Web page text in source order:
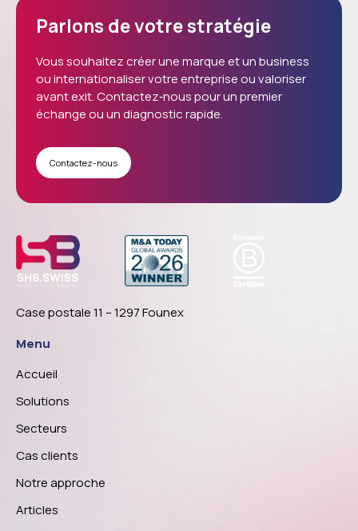
Parlons de votre stratégie
Vous souhaitez créer une marque et un business
ou internationaliser votre entreprise ou valoriser
avant exit.Contactez‑nouspour un premier
échange ou un diagnostic rapide.
Contactez-nous
Case postale 11 – 1297 Founex
Menu
Accueil
Solutions
Secteurs
Cas clients
Notre approche
Articles